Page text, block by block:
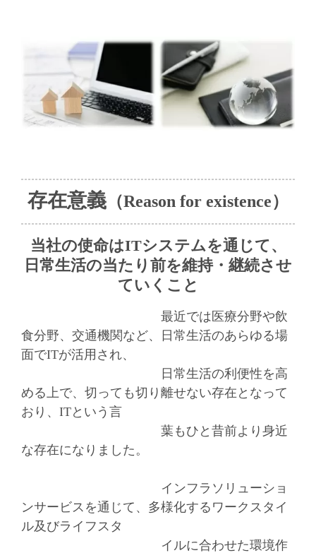
存在意義 （Reason for existence）
当社の使命はITシステムを通じて、
日常生活の当たり前を維持・継続させ
ていくこと
最近では医療分野や飲
食分野、交通機関など、日常生活のあらゆる場
面でITが活用 され、
日常生活の利便性を高
める上で、切っても切り離せない存在となって
おり、 ITという言
葉もひと昔前より身近
な存在になりました。
インフラソリューショ
ンサービスを通じて、多様化するワークスタイ
ル及びライフスタ
イルに合わせた環境作